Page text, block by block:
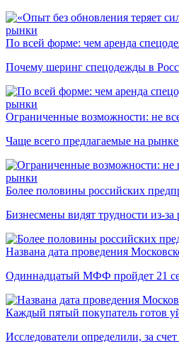
рынки
По всей форме: чем аренда
Почему шеринг спецодежды в
рынки
Ограниченные возможности: не
Чаще всего предлагаемые на
рынки
Более половины российских
Бизнесмены видят трудности из-
Названа дата проведения
Одиннадцатый МФФ пройдет 21
Каждый пятый покупатель готов
Исследователи определили, за